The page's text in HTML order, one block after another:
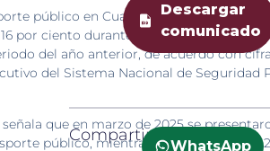
público en Cuautitlán Izcalli presentó
por ciento durante marzo de 2026, en
del año anterior, de acuerdo con
del Sistema Nacional de Seguridad
que en marzo de 2025 se
público, mientras que en marzo de
Descargar
comunicado
Compartir:
WhatsApp